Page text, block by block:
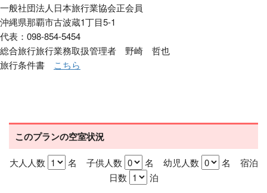
一般社団法人日本旅行業協会正会員
沖縄県那覇市古波蔵1丁目5-1
代表：098-854-5454
総合旅行旅行業務取扱管理者 野崎 哲也
旅行条件書 こちら
このプランの空室状況
大人人数 名 子供人数 名 幼児人数
名 宿泊
日数
泊